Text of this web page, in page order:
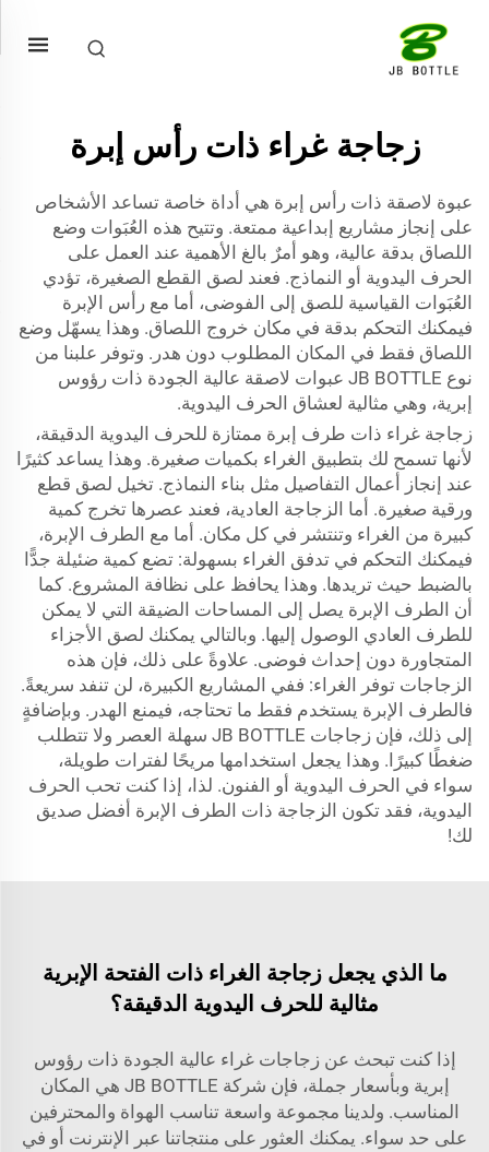
زجاجة غراء ذات رأس إبرة
عبوة لاصقة ذات رأس إبرة هي أداة خاصة تساعد الأشخاص
على إنجاز مشاريع إبداعية ممتعة. وتتيح هذه العُبَوات وضع
اللصاق بدقة عالية، وهو أمرٌ بالغ الأهمية عند العمل على
الحرف اليدوية أو النماذج. فعند لصق القطع الصغيرة، تؤدي
العُبَوات القياسية للصق إلى الفوضى، أما مع رأس الإبرة
فيمكنك التحكم بدقة في مكان خروج اللصاق. وهذا يسهّل وضع
اللصاق فقط في المكان المطلوب دون هدر. وتوفر علبنا من
نوع JB BOTTLE عبوات لاصقة عالية الجودة ذات رؤوس
إبرية، وهي مثالية لعشاق الحرف اليدوية.
زجاجة غراء ذات طرف إبرة ممتازة للحرف اليدوية الدقيقة،
لأنها تسمح لك بتطبيق الغراء بكميات صغيرة. وهذا يساعد كثيرًا
عند إنجاز أعمال التفاصيل مثل بناء النماذج. تخيل لصق قطع
ورقية صغيرة. أما الزجاجة العادية، فعند عصرها تخرج كمية
كبيرة من الغراء وتنتشر في كل مكان. أما مع الطرف الإبرة،
فيمكنك التحكم في تدفق الغراء بسهولة: تضع كمية ضئيلة جدًّا
بالضبط حيث تريدها. وهذا يحافظ على نظافة المشروع. كما
أن الطرف الإبرة يصل إلى المساحات الضيقة التي لا يمكن
للطرف العادي الوصول إليها. وبالتالي يمكنك لصق الأجزاء
المتجاورة دون إحداث فوضى. علاوةً على ذلك، فإن هذه
الزجاجات توفر الغراء: ففي المشاريع الكبيرة، لن تنفد سريعةً.
فالطرف الإبرة يستخدم فقط ما تحتاجه، فيمنع الهدر. وبإضافةٍ
إلى ذلك، فإن زجاجات JB BOTTLE سهلة العصر ولا تتطلب
ضغطًا كبيرًا. وهذا يجعل استخدامها مريحًا لفترات طويلة،
سواء في الحرف اليدوية أو الفنون. لذا، إذا كنت تحب الحرف
اليدوية، فقد تكون الزجاجة ذات الطرف الإبرة أفضل صديق
لك!
ما الذي يجعل زجاجة الغراء ذات الفتحة الإبرية
مثالية للحرف اليدوية الدقيقة؟
إذا كنت تبحث عن زجاجات غراء عالية الجودة ذات رؤوس
إبرية وبأسعار جملة، فإن شركة JB BOTTLE هي المكان
المناسب. ولدينا مجموعة واسعة تناسب الهواة والمحترفين
على حد سواء. يمكنك العثور على منتجاتنا عبر الإنترنت أو في